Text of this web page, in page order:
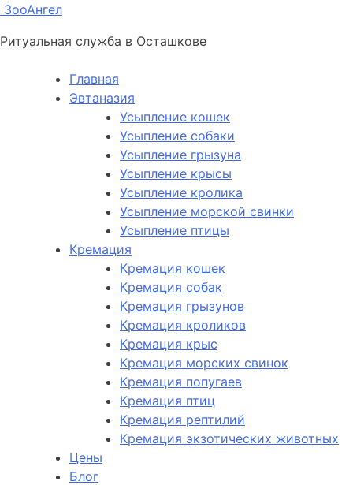
ЗооАнгел
Ритуальная служба в Осташкове
Главная
Эвтаназия
Усыпление кошек
Усыпление собаки
Усыпление грызуна
Усыпление крысы
Усыпление кролика
Усыпление морской свинки
Усыпление птицы
Кремация
Кремация кошек
Кремация собак
Кремация грызунов
Кремация кроликов
Кремация крыс
Кремация морских свинок
Кремация попугаев
Кремация птиц
Кремация рептилий
Кремация экзотических животных
Цены
Блог